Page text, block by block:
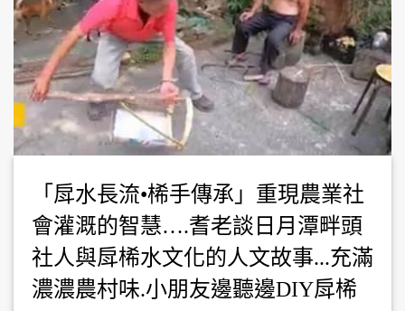
「戽水長流•桸手傳承」重現農業社
會灌溉的智慧….耆老談日月潭畔頭
社人與戽桸水文化的人文故事...充滿
濃濃農村味.小朋友邊聽邊DIY戽桸